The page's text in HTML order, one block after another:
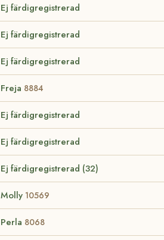
Ej färdigregistrerad
Ej färdigregistrerad
Ej färdigregistrerad
Freja 8884
Ej färdigregistrerad
Ej färdigregistrerad
Ej färdigregistrerad (32)
Molly 10569
Perla 8068